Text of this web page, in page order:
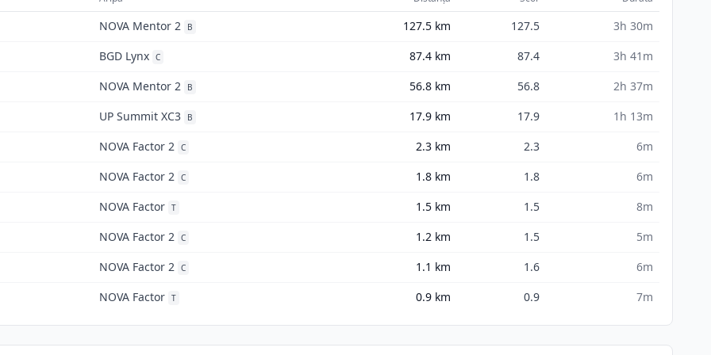
NOVA Mentor 2 B 127.5 km 127.5
3h 30m
BGD Lynx C 87.4 km 87.4
3h 41m
NOVA Mentor 2
B 56.8 km 56.8
2h 37m
UP Summit XC3
B 17.9 km 17.9
1h 13m
NOVA Factor 2 C 2.3 km 2.3
6m
NOVA Factor 2 C 1.8 km 1.8
6m
NOVA Factor T 1.5 km 1.5
8m
NOVA Factor 2 C 1.2 km 1.5
5m
NOVA Factor 2 C 1.1 km 1.6
6m
NOVA Factor T 0.9 km 0.9 7m